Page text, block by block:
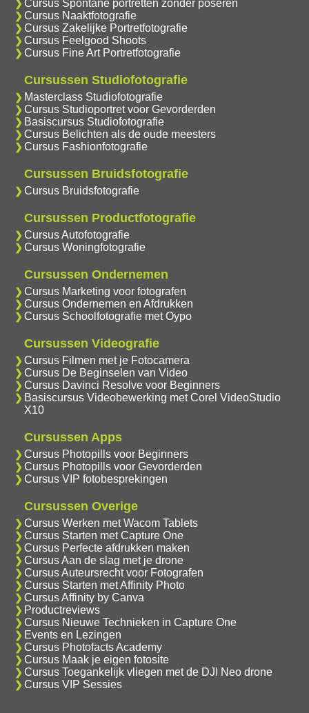
Cursus Spontane portretten zonder poseren
Cursus Naaktfotografie
Cursus Zakelijke Portretfotografie
Cursus Feelgood Shoots
Cursus Fine Art Portretfotografie
Cursussen Studiofotografie
Masterclass Studiofotografie
Cursus Studioportret voor Gevorderden
Basiscursus Studiofotografie
Cursus Belichten als de oude meesters
Cursus Fashionfotografie
Cursussen Bruidsfotografie
Cursus Bruidsfotografie
Cursussen Productfotografie
Cursus Autofotografie
Cursus Woningfotografie
Cursussen Ondernemen
Cursus Marketing voor fotografen
Cursus Ondernemen en Afdrukken
Cursus Schoolfotografie met Oypo
Cursussen Videografie
Cursus Filmen met je Fotocamera
Cursus De Beginselen van Video
Cursus Davinci Resolve voor Beginners
Basiscursus Videobewerking met Corel VideoStudio
X10
Cursussen Apps
Cursus Photopills voor Beginners
Cursus Photopills voor Gevorderden
Cursus VIP fotobesprekingen
Cursussen Overige
Cursus Werken met Wacom Tablets
Cursus Starten met Capture One
Cursus Perfecte afdrukken maken
Cursus Aan de slag met je drone
Cursus Auteursrecht voor Fotografen
Cursus Starten met Affinity Photo
Cursus Affinity by Canva
Productreviews
Cursus Nieuwe Technieken in Capture One
Events en Lezingen
Cursus Photofacts Academy
Cursus Maak je eigen fotosite
Cursus Toegankelijk vliegen met de DJI Neo drone
Cursus VIP Sessies